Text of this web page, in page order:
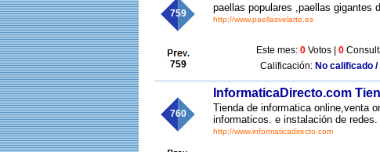
759
759
paellas populares ,paellas gigantes
http://www.paellasvelarte.es
Este mes: 0 Votos | 0
Calificación: No calificado /
760
InformaticaDirecto.com
Tienda de informatica online,venta
informaticos. e instalación de redes.
http://www.informaticadirecto.com